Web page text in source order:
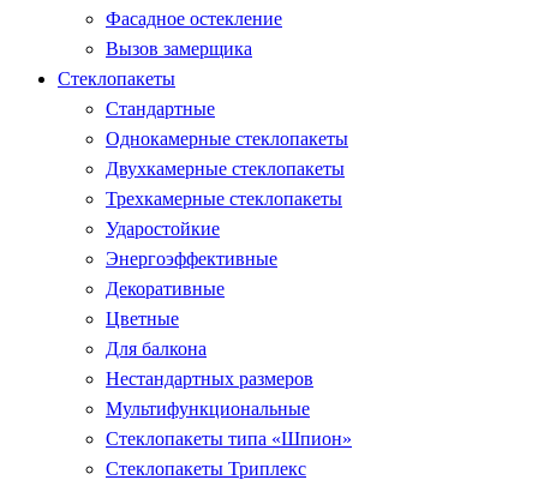
Фасадное остекление
Вызов замерщика
Стеклопакеты
Стандартные
Однокамерные стеклопакеты
Двухкамерные стеклопакеты
Трехкамерные стеклопакеты
Ударостойкие
Энергоэффективные
Декоративные
Цветные
Для балкона
Нестандартных размеров
Мультифункциональные
Стеклопакеты типа «Шпион»
Стеклопакеты Триплекс